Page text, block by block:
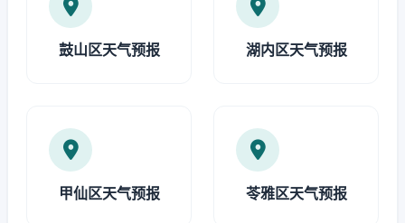
鼓山区天气预报 湖内区天气预报
甲仙区天气预报 苓雅区天气预报